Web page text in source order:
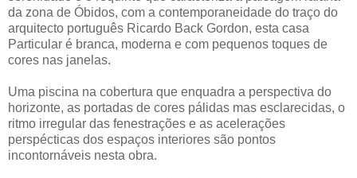
da zona de Óbidos, com a contemporaneidade do traço do
arquitecto português Ricardo Back Gordon, esta casa
Particular é branca, moderna e com pequenos toques de
cores nas janelas.
Uma piscina na cobertura que enquadra a perspectiva do
horizonte, as portadas de cores pálidas mas esclarecidas, o
ritmo irregular das fenestrações e as acelerações
perspécticas dos espaços interiores são pontos
incontornáveis nesta obra.